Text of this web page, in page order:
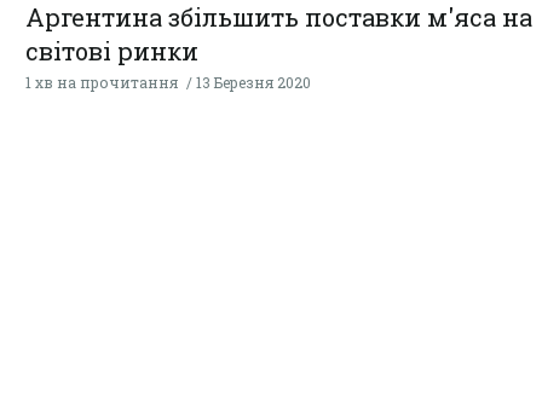
Аргентина збільшить поставки м'яса на
світові ринки
1 хв на прочитання 13 Березня 2020